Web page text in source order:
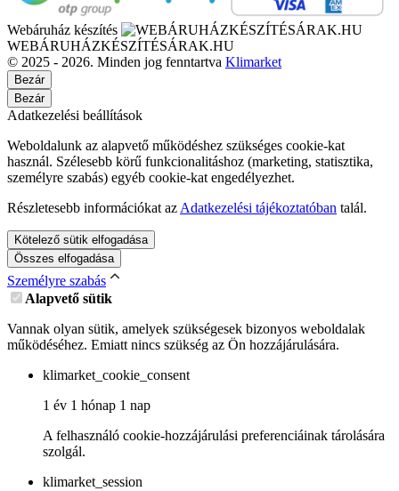
Webáruház készítés
WEBÁRUHÁZKÉSZÍTÉSÁRAK.HU
© 2025 - 2026. Minden jog fenntartva Klimarket
Bezár
Bezár
Adatkezelési beállítások
Weboldalunk az alapvető működéshez szükséges cookie-kat
használ. Szélesebb körű funkcionalitáshoz (marketing, statisztika,
személyre szabás) egyéb cookie-kat engedélyezhet.
Részletesebb információkat az Adatkezelési tájékoztatóban talál.
Kötelező sütik elfogadása
Összes elfogadása
Személyre szabás
Alapvető sütik
Vannak olyan sütik, amelyek szükségesek bizonyos weboldalak
működéséhez. Emiatt nincs szükség az Ön hozzájárulására.
klimarket_cookie_consent
1 év 1 hónap 1 nap
A felhasználó cookie-hozzájárulási preferenciáinak tárolására
szolgál.
klimarket_session